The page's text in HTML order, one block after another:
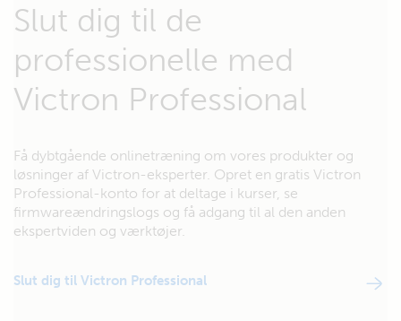
Slut dig til de
professionelle med
Victron Professional
Få dybtgående onlinetræning om vores produkter og
løsninger af Victron-eksperter. Opret en gratis Victron
Professional-konto for at deltage i kurser, se
firmwareændringslogs og få adgang til al den anden
ekspertviden og værktøjer.
Slut dig til Victron Professional